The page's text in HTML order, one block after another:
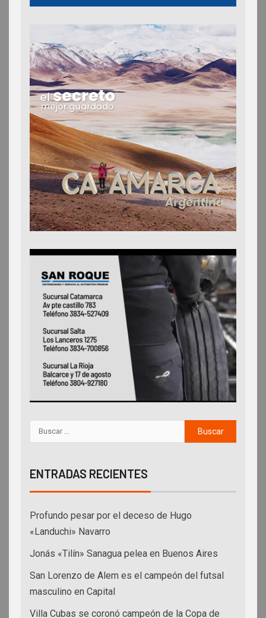
ENTRADAS RECIENTES
Profundo pesar por el deceso de Hugo
«Landuchi» Navarro
Jonás «Tilín» Sanagua pelea en Buenos Aires
San Lorenzo de Alem es el campeón del futsal
masculino en Capital
Villa Cubas se coronó campeón de la Copa de